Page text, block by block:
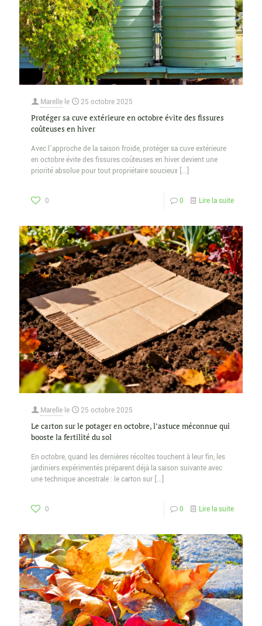
Marelle le 25 octobre 2025
Protéger sa cuve extérieure en octobre évite des fissures
coûteuses en hiver
Avec l’approche de la saison froide, protéger sa cuve extérieure
en octobre évite des fissures coûteuses en hiver devient une
priorité absolue pour tout propriétaire soucieux […]
0 0 Lire la suite
Marelle le 25 octobre 2025
Le carton sur le potager en octobre, l’astuce méconnue qui
booste la fertilité du sol
En octobre, quand les dernières récoltes touchent à leur fin, les
jardiniers expérimentés préparent déjà la saison suivante avec
une technique ancestrale : le carton sur […]
0 0 Lire la suite